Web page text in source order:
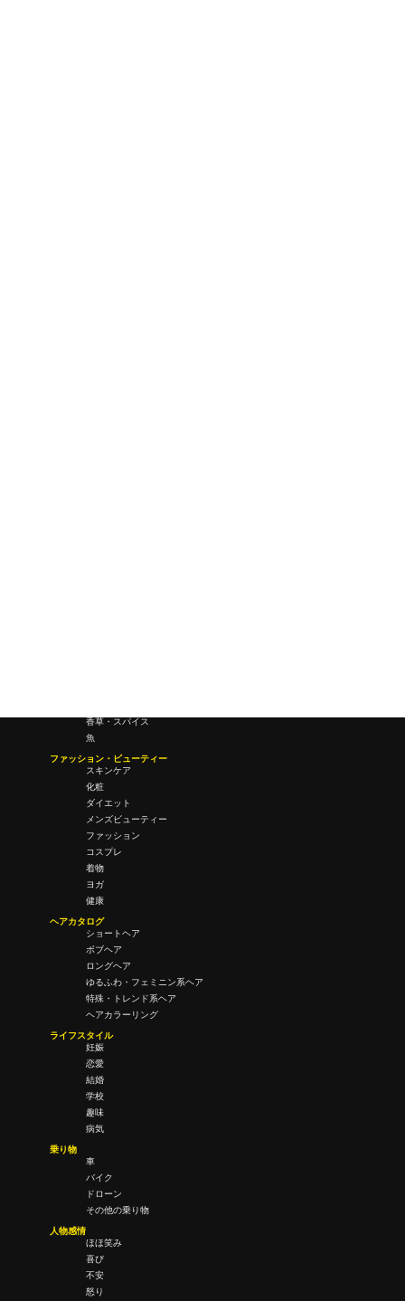
香草・スパイス
魚
ファッション・ビューティー
スキンケア
化粧
ダイエット
メンズビューティー
ファッション
コスプレ
着物
ヨガ
健康
ヘアカタログ
ショートヘア
ボブヘア
ロングヘア
ゆるふわ・フェミニン系ヘア
特殊・トレンド系ヘア
ヘアカラーリング
ライフスタイル
妊娠
恋愛
結婚
学校
趣味
病気
乗り物
車
バイク
ドローン
その他の乗り物
人物感情
ほほ笑み
喜び
不安
怒り